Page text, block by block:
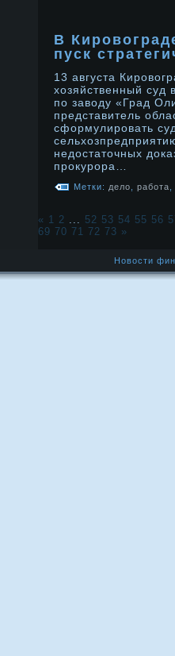
В
пуск
13 августа
хозяйственный суд
по заводу «Град
представитель
сформулировать
недостаточных
прокурора…
Метки: дело работа
« 1 2 ... 52 53 54 55 56
69 70 71 72 73 »
Новости